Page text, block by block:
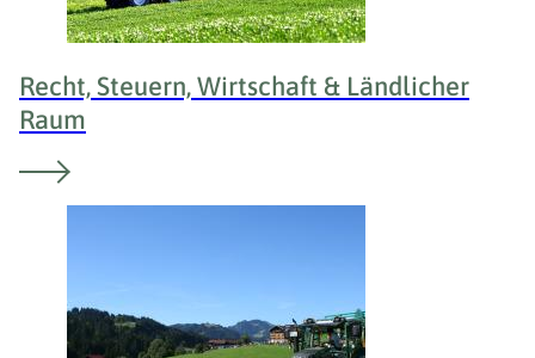
Recht, Steuern, Wirtschaft & Ländlicher
Raum